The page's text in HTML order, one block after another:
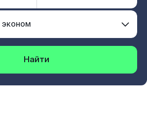
Найти